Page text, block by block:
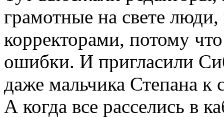
грамотные на свете
корректорами, потому
ошибки. И пригласили
даже мальчика Степана к
А когда все расселись в